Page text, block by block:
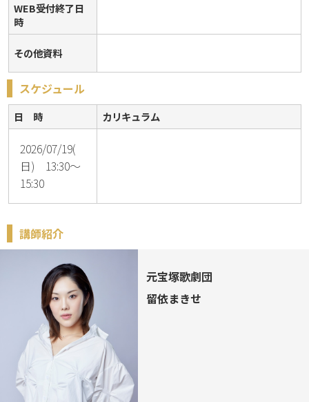
WEB受付終了日
時
その他資料
スケジュール
日 時 カリキュラム
2026/07/19(
日) 13:30～
15:30
講師紹介
元宝塚歌劇団
留依まきせ